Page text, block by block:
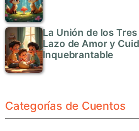
La Unión de los
Lazo de Amor y
Inquebrantable
Categorías de Cuentos